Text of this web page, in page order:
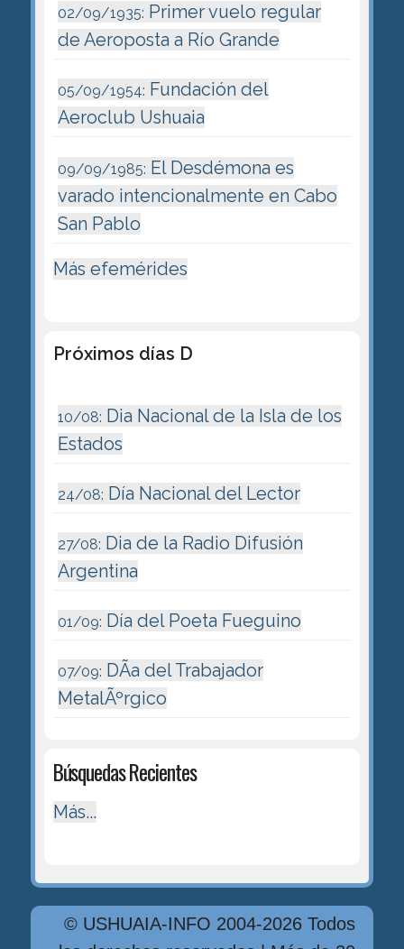
02/09/1935: Primer vuelo regular
de Aeroposta a Río Grande
05/09/1954: Fundación del
Aeroclub Ushuaia
09/09/1985: El Desdémona es
varado intencionalmente en Cabo
San Pablo
Más efemérides
Próximos días D
10/08: Dia Nacional de la Isla de los
Estados
24/08: Día Nacional del Lector
27/08: Dia de la Radio Difusión
Argentina
01/09: Día del Poeta Fueguino
07/09: DÃ­a del Trabajador
MetalÃºrgico
Búsquedas Recientes
Más...
© USHUAIA-INFO 2004-2026 Todos